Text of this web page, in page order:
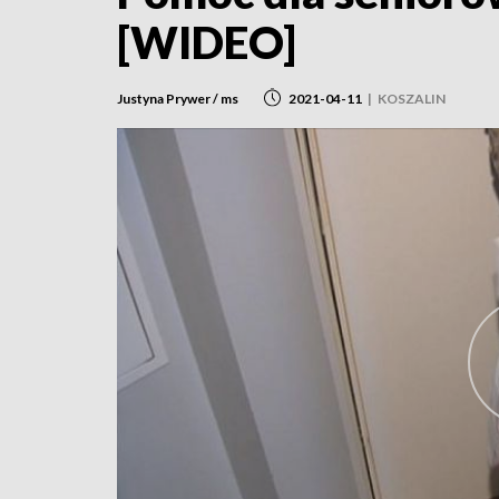
[WIDEO]
Justyna Prywer / ms 2021-04-11 | KOSZALIN